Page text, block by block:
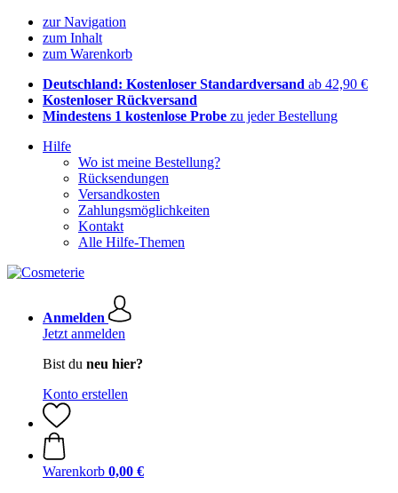
zur Navigation
zum Inhalt
zum Warenkorb
Deutschland: Kostenloser Standardversand ab 42,90 €
Kostenloser Rückversand
Mindestens 1 kostenlose Probe zu jeder Bestellung
Hilfe
Wo ist meine Bestellung?
Rücksendungen
Versandkosten
Zahlungsmöglichkeiten
Kontakt
Alle Hilfe-Themen
Anmelden
Jetzt anmelden
Bist du neu hier?
Konto erstellen
Warenkorb 0,00 €